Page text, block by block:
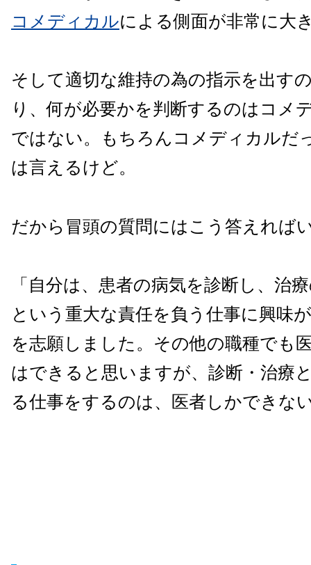
コメディカルによる側面が非常に大
そして適切な維持の為の指示を出す
り、何が必要かを判断するのはコメ
ではない。もちろんコメディカルだ
は言えるけど。
だから冒頭の質問にはこう答えれば
「自分は、患者の病気を診断し、治
という重大な責任を負う仕事に興味
を志願しました。その他の職種でも
はできると思いますが、診断・治療
る仕事をするのは、医者しかできな